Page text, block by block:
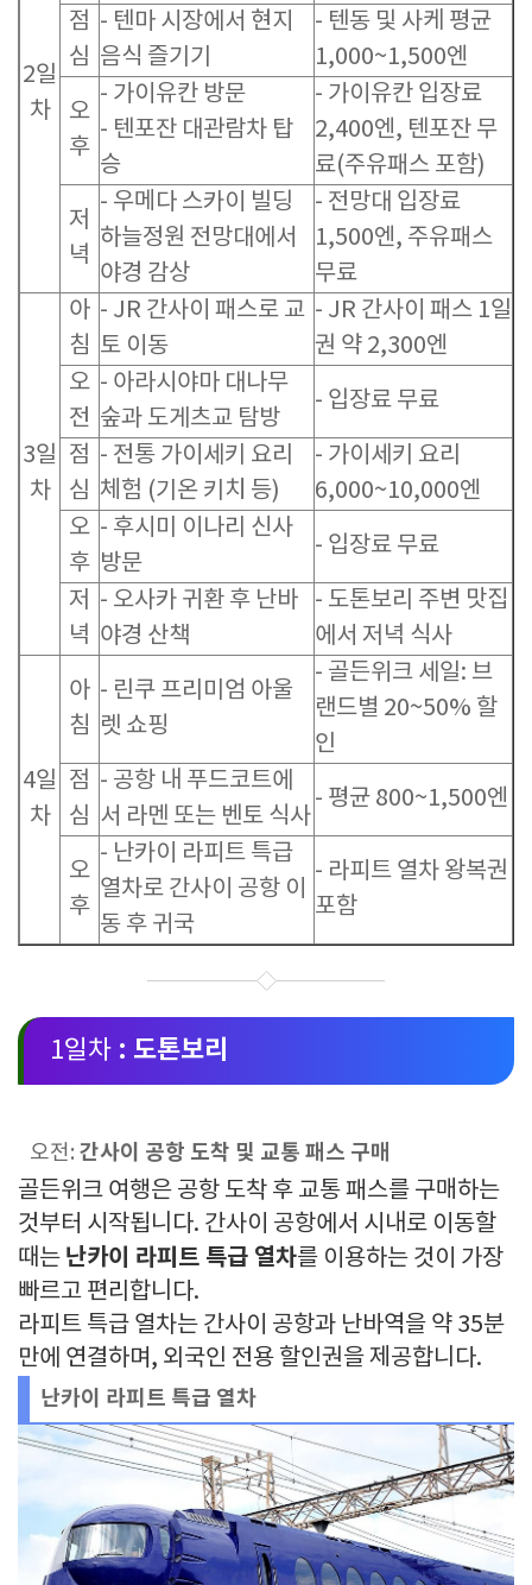
2일
차
점
심
- 텐마 시장에서 현지
음식 즐기기
- 텐동 및 사케 평균
1,000~1,500엔
오
후
- 가이유칸 방문
- 텐포잔 대관람차 탑
승
- 가이유칸 입장료
2,400엔, 텐포잔 무
료(주유패스 포함)
저
녁
- 우메다 스카이 빌딩
하늘정원 전망대에서
야경 감상
- 전망대 입장료
1,500엔, 주유패스
무료
3일
차
아
침
- JR 간사이 패스로 교
토 이동
- JR 간사이 패스 1일
권 약 2,300엔
오
전
- 아라시야마 대나무
숲과 도게츠교 탐방
- 입장료 무료
점
심
- 전통 가이세키 요리
체험 (기온 키치 등)
- 가이세키 요리
6,000~10,000엔
오
후
- 후시미 이나리 신사
방문
- 입장료 무료
저
녁
- 오사카 귀환 후 난바
야경 산책
- 도톤보리 주변 맛집
에서 저녁 식사
4일
차
아
침
- 린쿠 프리미엄 아울
렛 쇼핑
- 골든위크 세일: 브
랜드별 20~50% 할
인
점
심
- 공항 내 푸드코트에
서 라멘 또는 벤토 식사
- 평균 800~1,500엔
오
후
- 난카이 라피트 특급
열차로 간사이 공항 이
동 후 귀국
- 라피트 열차 왕복권
포함
1일차 : 도톤보리
오전: 간사이 공항 도착 및 교통 패스 구매
골든위크 여행은 공항 도착 후 교통 패스를 구매하는
것부터 시작됩니다. 간사이 공항에서 시내로 이동할
때는 난카이 라피트 특급 열차를 이용하는 것이 가장
빠르고 편리합니다.
라피트 특급 열차는 간사이 공항과 난바역을 약 35분
만에 연결하며, 외국인 전용 할인권을 제공합니다.
난카이 라피트 특급 열차